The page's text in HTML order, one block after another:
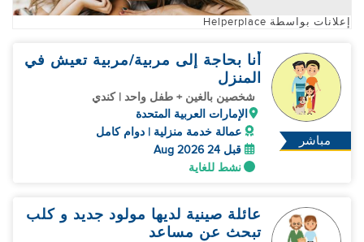
إعلانات بواسطة Helperplace
مباشر
أنا بحاجة إلى مربية/مربية تعيش في
المنزل
شخصين بالغين + طفل واحد | كندي
الإمارات العربية المتحدة
عمالة خدمة منزلية | دوام كامل
قبل 24 Aug 2026
نشط للغاية
عائلة صينية لديها مولود جديد و كلب
تبحث عن مساعد